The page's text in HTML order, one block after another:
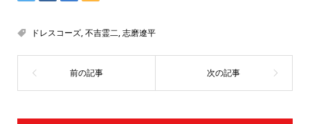
ドレスコーズ,不吉霊二,志磨遼平